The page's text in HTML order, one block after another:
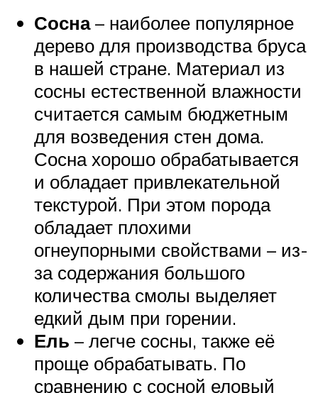
Сосна– наиболее популярное
дерево для производства бруса
в нашей стране. Материал из
сосны естественной влажности
считается самым бюджетным
для возведения стен дома.
Сосна хорошо обрабатывается
и обладает привлекательной
текстурой. При этом порода
обладает плохими
огнеупорными свойствами – из-
за содержания большого
количества смолы выделяет
едкий дым при горении.
Ель – легче сосны, также её
проще обрабатывать. По
сравнению с сосной еловый